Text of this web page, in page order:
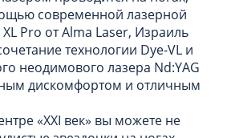
современной лазерной
Pro от Alma Laser, Израиль
технологии Dye-VL и
неодимового лазера Nd:YAG
дискомфортом и отличным
«XXI век» вы можете не